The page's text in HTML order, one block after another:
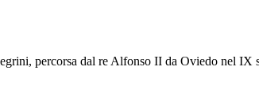
percorsa dal re Alfonso II da Oviedo nel IX